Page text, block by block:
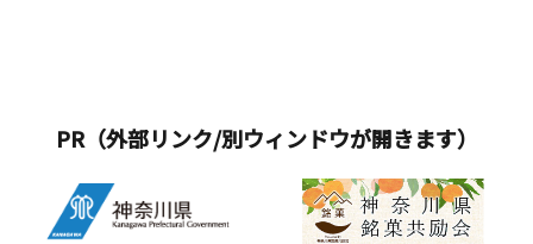
PR（外部リンク/別ウィンドウが開きます）